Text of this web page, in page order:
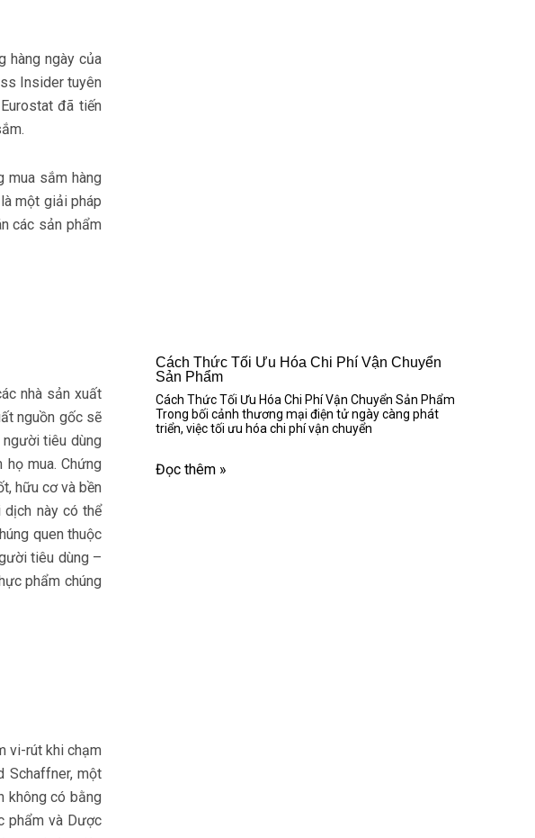
hàng ngày của
Insider tuyên
đã tiến
mua sắm hàng
một giải pháp
các sản phẩm
nhà sản xuất
nguồn gốc sẽ
tiêu dùng
mua. Chứng
hữu cơ và bền
này có thể
quen thuộc
tiêu dùng –
phẩm chúng
vi-rút khi chạm
Schaffner, một
không có bằng
phẩm và Dược
Cách Thức Tối Ưu Hóa Chi Phí Vận Chuyển
Sản Phẩm
Cách Thức Tối Ưu Hóa Chi Phí Vận Chuyển Sản Phẩm
Trong bối cảnh thương mại điện tử ngày càng phát
triển, việc tối ưu hóa chi phí vận chuyển
Đọc thêm »